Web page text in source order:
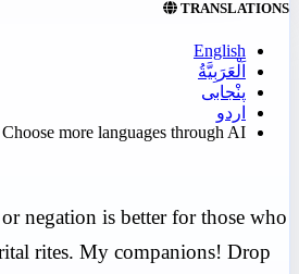
TRANSLATIONS
English
اَلْعَرَبِيَّةُ
پنْجابی
اردو
Choose more languages through AI
negation is better for those who
rites. My companions! Drop